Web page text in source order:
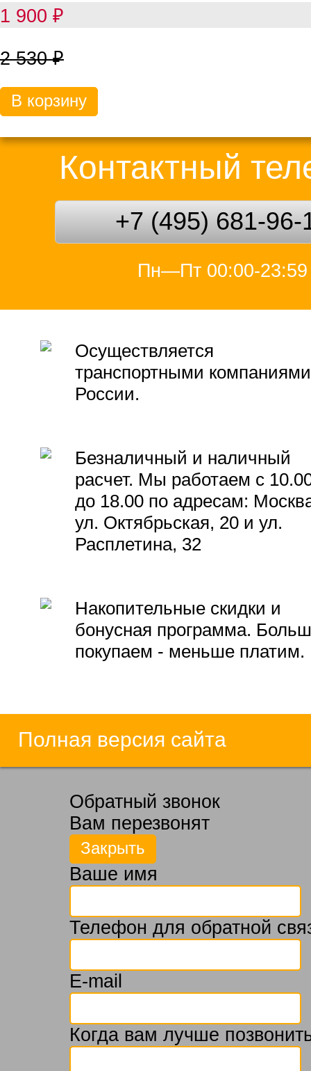
1 900 ₽
2 530₽
В корзину
Контактный
+7 (495) 681-96-
Пн—Пт 00:00-23:59
Осуществляется
транспортными компаниями
России.
Безналичный и наличный
расчет. Мы работаем с
до 18.00 по адресам:
ул. Октябрьская, 20 и ул.
Расплетина, 32
Накопительные скидки и
бонусная программа.
покупаем - меньше платим.
Полная версия сайта
Обратный звонок
Вам перезвонят
Ваше имя
Телефон для обратной
E-mail
Когда вам лучше